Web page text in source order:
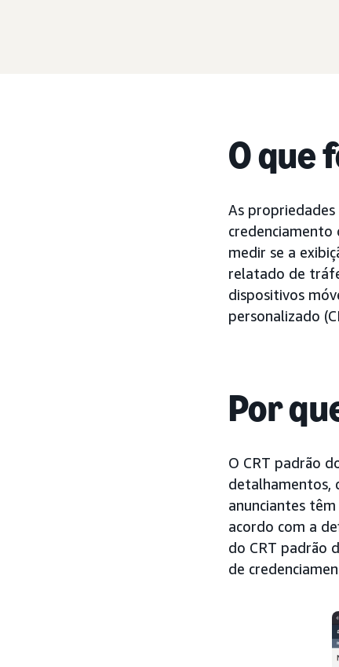
O que
As propriedades
credenciamento
medir se a
relatado de
dispositivos
personalizado
Por
O CRT padrão
detalhamentos,
anunciantes
acordo com a
do CRT padrão
de